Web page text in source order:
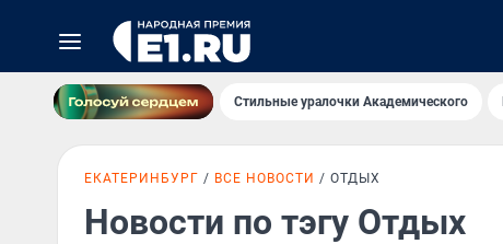
Стильные уралочки Академического
ЕКАТЕРИНБУРГ ВСЕ НОВОСТИ ОТДЫХ
Новости по тэгу Отдых